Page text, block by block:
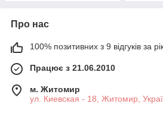
Про нас
100% позитивних з 9 відгуків за
Працює з 21.06.2010
м. Житомир
ул. Киевская - 18, Житомир,